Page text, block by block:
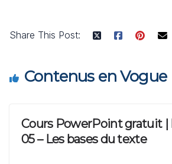
Share This Post:
Contenus en Vogue
Cours PowerPoint gratuit |
05 – Les bases du texte